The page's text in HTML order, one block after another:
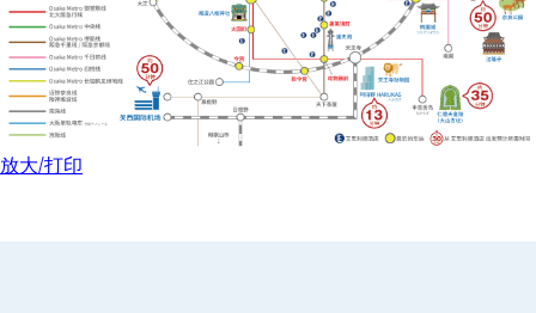
放大/打印